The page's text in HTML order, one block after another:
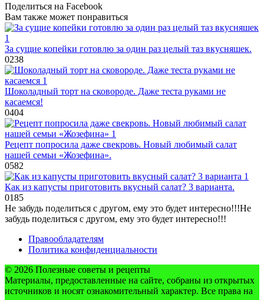
Поделиться на Facebook
Вам также может понравиться
За сущие копейки готовлю за один раз целый таз вкусняшек.
0238
Шоколадный торт на сковороде. Даже теста руками не
касаемся!
0404
Рецепт попросила даже свекровь. Новый любимый салат
нашей семьи «Жозефина».
0582
Как из капусты приготовить вкусный салат? 3 варианта.
0185
Не забудь поделиться с другом, ему это будет интересно!!!Не
забудь поделиться с другом, ему это будет интересно!!!
Правообладателям
Политика конфиденциальности
© 2026 Полезные советы и рецепты
Материалы, предоставленные на сайте, собраны из открытых
источников и носят ознакомительный характер. Все права на